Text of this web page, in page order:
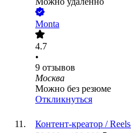
Monta
4.7
•
9 отзывов
Москва
Можно без резюме
Откликнуться
Контент-креатор /